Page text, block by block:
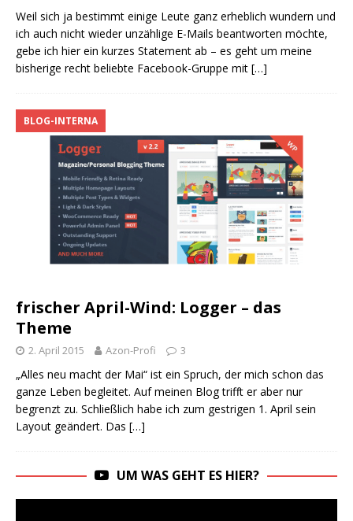
Weil sich ja bestimmt einige Leute ganz erheblich wundern und
ich auch nicht wieder unzählige E-Mails beantworten möchte,
gebe ich hier ein kurzes Statement ab – es geht um meine
bisherige recht beliebte Facebook-Gruppe mit […]
BLOG-INTERNA
frischer April-Wind: Logger – das
Theme
2. April 2015 Azon-Profi 3
„Alles neu macht der Mai“ ist ein Spruch, der mich schon das
ganze Leben begleitet. Auf meinen Blog trifft er aber nur
begrenzt zu. Schließlich habe ich zum gestrigen 1. April sein
Layout geändert. Das […]
UM WAS GEHT ES HIER?